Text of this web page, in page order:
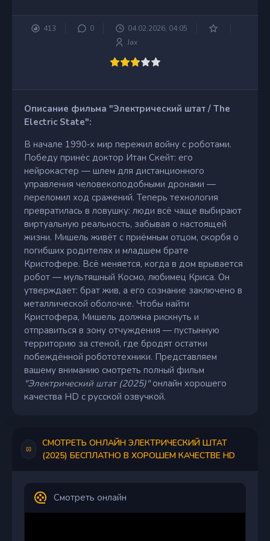
413 0
04.02.2026, 04:05
Jax
Описание фильма "Электрический штат / The
Electric State":
В начале 1990‑х мир пережил войну с роботами.
Победу принёс доктор Итан Скейт: его
нейрокастер — шлем для дистанционного
управления человекоподобными дронами —
переломил ход сражений. Теперь технология
превратилась в ловушку: люди всё чаще выбирают
виртуальную реальность, забывая о настоящей
жизни. Мишель живёт с приёмным отцом, скорбя о
погибших родителях и младшем брате
Кристофере. Всё меняется, когда в дом врывается
робот — мультяшный Космо, любимец Криса. Он
утверждает: брат жив, а его сознание заключено в
металлической оболочке. Чтобы найти
Кристофера, Мишель должна рискнуть и
отправиться в зону отчуждения — пустынную
территорию за стеной, где бродят остатки
побеждённой робототехники. Представляем
вашему вниманию смотреть полный фильм
"Электрический штат (2025)"онлайн хорошего
качества HD с русской озвучкой.
СМОТРЕТЬ ОНЛАЙН ЭЛЕКТРИЧЕСКИЙ ШТАТ
(2025) БЕСПЛАТНО В ХОРОШЕМ КАЧЕСТВЕ HD
Смотреть онлайн